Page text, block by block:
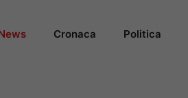
Cronaca Politica